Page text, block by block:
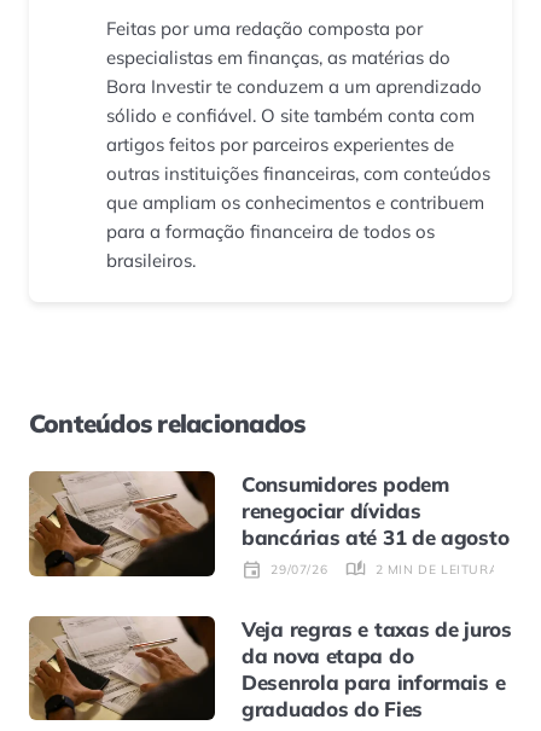
Feitas por uma redação composta por
especialistas em finanças, as matérias do
Bora Investir te conduzem a um aprendizado
sólido e confiável. O site também conta com
artigos feitos por parceiros experientes de
outras instituições financeiras, com conteúdos
que ampliam os conhecimentos e contribuem
para a formação financeira de todos os
brasileiros.
Conteúdos relacionados
Consumidores podem
renegociar dívidas
bancárias até 31 de agosto
29/07/26 2 MIN DE LEITURA
Veja regras e taxas de juros
da nova etapa do
Desenrola para informais e
graduados do Fies